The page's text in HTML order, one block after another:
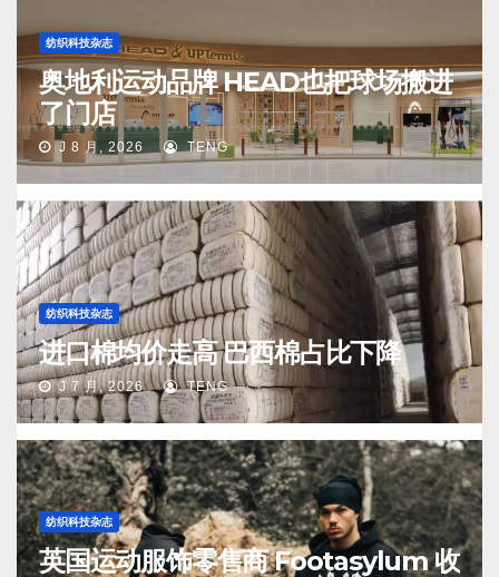
纺织科技杂志
奥地利运动品牌 HEAD也把球场搬进
了门店
J 8 月, 2026 TENG
纺织科技杂志
进口棉均价走高 巴西棉占比下降
J 7 月, 2026 TENG
纺织科技杂志
英国运动服饰零售商 Footasylum 收